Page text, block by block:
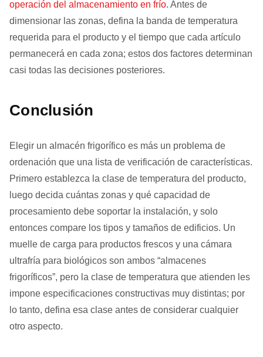
operación del almacenamiento en frío. Antes de
dimensionar las zonas, defina la banda de temperatura
requerida para el producto y el tiempo que cada artículo
permanecerá en cada zona; estos dos factores determinan
casi todas las decisiones posteriores.
Conclusión
Elegir un almacén frigorífico es más un problema de
ordenación que una lista de verificación de características.
Primero establezca la clase de temperatura del producto,
luego decida cuántas zonas y qué capacidad de
procesamiento debe soportar la instalación, y solo
entonces compare los tipos y tamaños de edificios. Un
muelle de carga para productos frescos y una cámara
ultrafría para biológicos son ambos “almacenes
frigoríficos”, pero la clase de temperatura que atienden les
impone especificaciones constructivas muy distintas; por
lo tanto, defina esa clase antes de considerar cualquier
otro aspecto.